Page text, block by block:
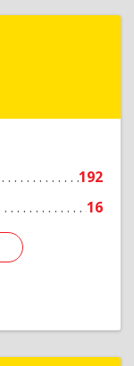
192
16
Подробнее